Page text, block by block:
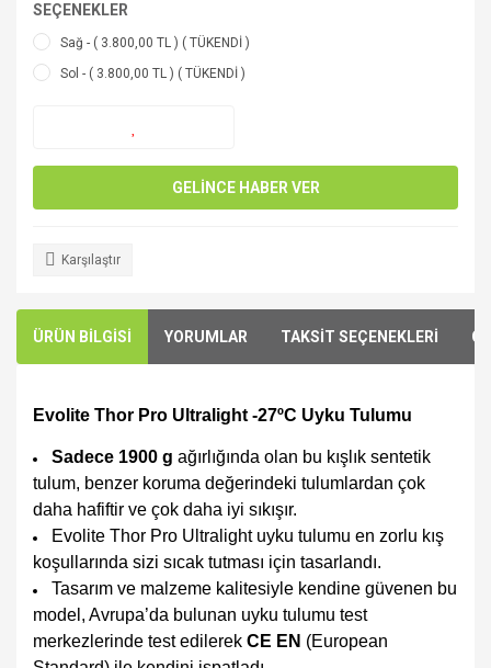
SEÇENEKLER
Sağ - ( 3.800,00 TL ) ( TÜKENDİ )
Sol - ( 3.800,00 TL ) ( TÜKENDİ )
GELİNCE HABER VER
Karşılaştır
ÜRÜN BİLGİSİ YORUMLAR TAKSİT SEÇENEKLERİ
Evolite Thor Pro Ultralight -27ºC Uyku Tulumu
Sadece 1900 g ağırlığında olan bu kışlık sentetik
tulum, benzer koruma değerindeki tulumlardan çok
daha hafiftir ve çok daha iyi sıkışır.
Evolite Thor Pro Ultralight uyku tulumu en zorlu kış
koşullarında sizi sıcak tutması için tasarlandı.
Tasarım ve malzeme kalitesiyle kendine güvenen bu
model, Avrupa’da bulunan uyku tulumu test
merkezlerinde test edilerek CE EN (European